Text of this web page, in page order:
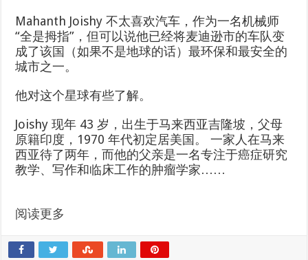
Mahanth Joishy 不太喜欢汽车，作为一名机械师
“全是拇指”，但可以说他已经将麦迪逊市的车队变
成了该国（如果不是地球的话）最环保和最安全的
城市之一。
他对这个星球有些了解。
Joishy 现年 43 岁，出生于马来西亚吉隆坡，父母
原籍印度，1970 年代初定居美国。 一家人在马来
西亚待了两年，而他的父亲是一名专注于癌症研究
教学、写作和临床工作的肿瘤学家……
阅读更多